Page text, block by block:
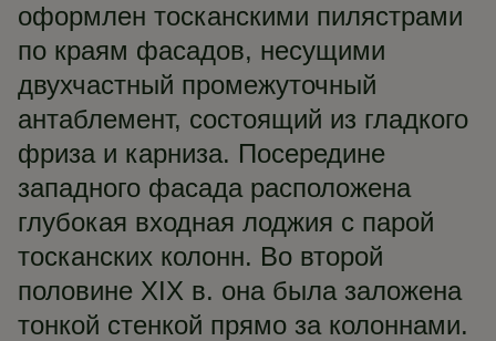
оформлен тосканскими пилястрами
по краям фасадов, несущими
двухчастный промежуточный
антаблемент, состоящий из гладкого
фриза и карниза. Посередине
западного фасада расположена
глубокая входная лоджия с парой
тосканских колонн. Во второй
половине XIX в. она была заложена
тонкой стенкой прямо за колоннами.